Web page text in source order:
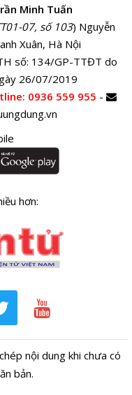
Minh Tuấn
07, số 103) Nguyễn
Xuân, Hà Nội
số: 134/GP-TTĐT do
26/07/2019
: 0936 559 955 -
hơn:
nội dung khi chưa có
bản.